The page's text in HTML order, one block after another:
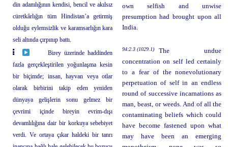
din adamlığının kendisi, bencil ve akılsız
cüretkârlığın tüm Hindistan’a getirmiş
olduğu eylemsizlik ve karamsarlığın kara
seli altında çırpınıp battı.
own selfish and unwise
presumption had brought upon all
India.
Birey üzerinde haddinden
fazla gerçekleştirilen yoğunlaşma kesin
bir biçimde; insan, hayvan veya otlar
olarak birbirini takip eden yeniden
dünyaya gelişlerin sonu gelmez bir
çevrimi içinde bireyin evrim-dışı
devamlılığına dair bir korkuya sebebiyet
verdi. Ve ortaya çıkar haldeki bir tanrı
94:2.3 (1029.1)
The undue
concentration on self led certainly
to a fear of the nonevolutionary
perpetuation of self in an endless
round of successive incarnations as
man, beast, or weeds. And of all the
contaminating beliefs which could
have become fastened upon what
may have been an emerging